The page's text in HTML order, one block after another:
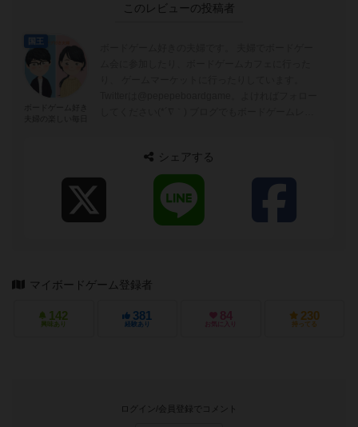
このレビューの投稿者
国王
シェアする
マイボードゲーム登録者
142
興味あり
381
経験あり
84
お気に入り
230
持ってる
ログイン/会員登録でコメント